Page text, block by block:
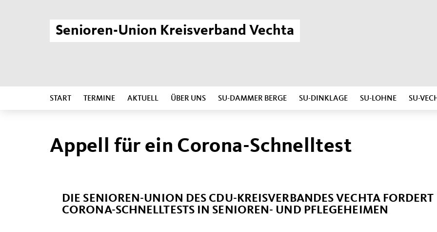
Senioren-Union Kreisverband Vechta
START TERMINE AKTUELL ÜBER UNS SU-DAMMER BERGE SU-DINKLAGE SU-LOHNE SU-
Appell für ein Corona-Schnelltest
DIE SENIOREN-UNION DES CDU-KREISVERBANDES VECHTA FORDERT
CORONA-SCHNELLTESTS IN SENIOREN- UND PFLEGEHEIMEN